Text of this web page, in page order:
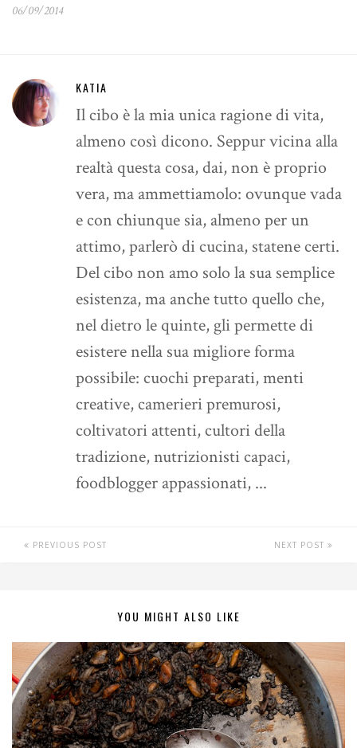
06/09/2014
KATIA
Il cibo è la mia unica ragione di vita,
almeno così dicono. Seppur vicina alla
realtà questa cosa, dai, non è proprio
vera, ma ammettiamolo: ovunque vada
e con chiunque sia, almeno per un
attimo, parlerò di cucina, statene certi.
Del cibo non amo solo la sua semplice
esistenza, ma anche tutto quello che,
nel dietro le quinte, gli permette di
esistere nella sua migliore forma
possibile: cuochi preparati, menti
creative, camerieri premurosi,
coltivatori attenti, cultori della
tradizione, nutrizionisti capaci,
foodblogger appassionati, ...
PREVIOUS POST NEXT POST
YOU MIGHT ALSO LIKE